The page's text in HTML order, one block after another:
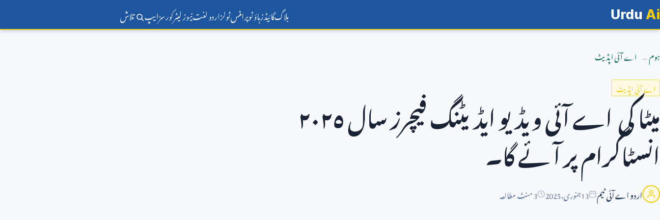
Urdu Ai بلاگگائیڈزہاؤ ٹوپرامٹسٹولزاردو لغتنیوز لیٹرکورسزایپ تلاش
ہوم اے آئی اپڈیٹ
اے آئی اپڈیٹ
میٹا کی اے آئی ویڈیو ایڈیٹنگ فیچرز سال ٢٠٢٥
انسٹاگرام پر آ ئے گا۔
اردو اے آئی ٹیم 13جنوری،2025 3 منٹ مطالعہ